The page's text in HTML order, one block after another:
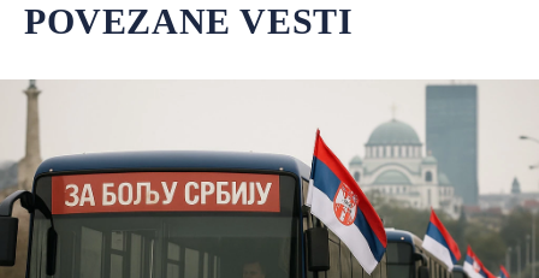
POVEZANE VESTI